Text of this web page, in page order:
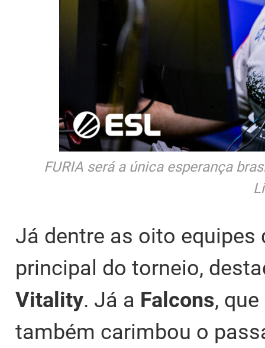
FURIA será a única esperança
Já dentre as oito equipes
principal do torneio,
Vitality. Já a Falcons,
também carimbou o